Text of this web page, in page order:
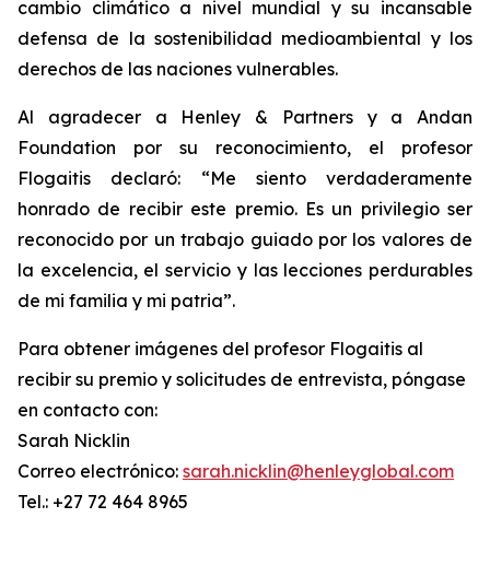
cambio climático a nivel mundial y su incansable
defensa de la sostenibilidad medioambiental y los
derechos de las naciones vulnerables.
Al agradecer a Henley & Partners y a Andan
Foundation por su reconocimiento, el profesor
Flogaitis declaró: “Me siento verdaderamente
honrado de recibir este premio. Es un privilegio ser
reconocido por un trabajo guiado por los valores de
la excelencia, el servicio y las lecciones perdurables
de mi familia y mi patria”.
Para obtener imágenes del profesor Flogaitis al
recibir su premio y solicitudes de entrevista, póngase
en contacto con:
Sarah Nicklin
Correo electrónico: sarah.nicklin@henleyglobal.com
Tel.: +27 72 464 8965